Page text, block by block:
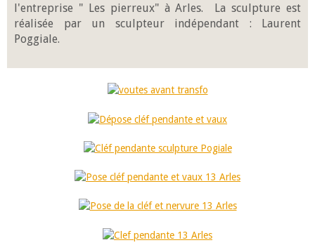
l'entreprise " Les pierreux" à Arles. La sculpture est
réalisée par un sculpteur indépendant : Laurent
Poggiale.